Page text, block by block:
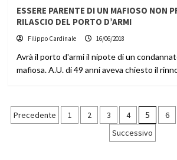
ESSERE PARENTE DI UN MAFIOSO NON
RILASCIO DEL PORTO D’ARMI
Filippo Cardinale 16/06/2018
Avrà il porto d'armi il nipote di un
mafiosa. A.U. di 49 anni aveva chiesto il
Paginazione
Precedente 1 2 3 4 5 6
Successivo